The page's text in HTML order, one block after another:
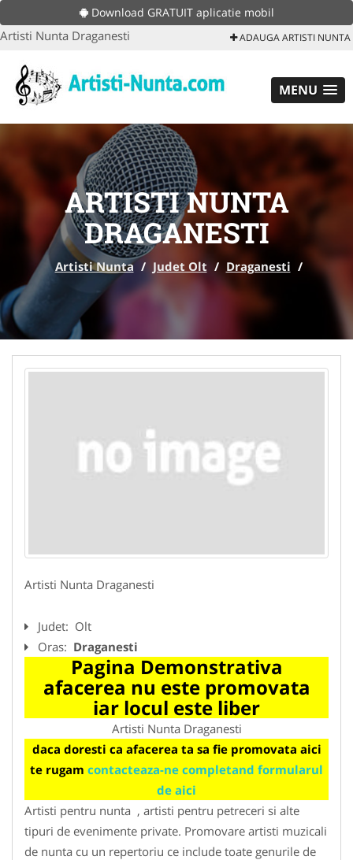
Download GRATUIT aplicatie mobil
Artisti Nunta Draganesti ADAUGA ARTISTI NUNTA
MENU
ARTISTI NUNTA
DRAGANESTI
Artisti Nunta / Judet Olt / Draganesti /
Artisti Nunta Draganesti
Judet: Olt
Oras: Draganesti
Pagina Demonstrativa
afacerea nu este promovata
iar locul este liber
Artisti Nunta Draganesti
daca doresti ca afacerea ta sa fie promovata aici
te rugam contacteaza-ne completand formularul
de aici
Artisti pentru nunta , artisti pentru petreceri si alte
tipuri de evenimente private. Promovare artisti muzicali
de nunta cu un repertoriu ce include toate genurile de